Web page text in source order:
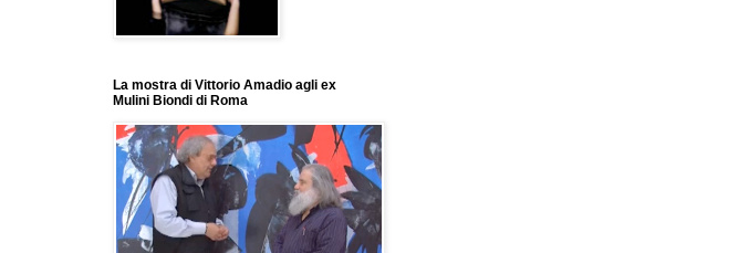
La mostra di Vittorio Amadio agli ex
Mulini Biondi di Roma